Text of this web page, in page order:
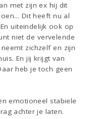
met zijn ex hij dit
Dit heeft nu al
uiteindelijk ook op
niet de vervelende
zichzelf en zijn
En jij krijgt van
heb je toch geen
emotioneel stabiele
achter je laten.